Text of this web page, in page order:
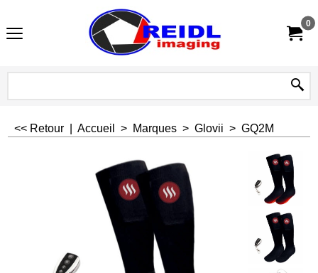
0
<< Retour Accueil > Marques > Glovii > GQ2M